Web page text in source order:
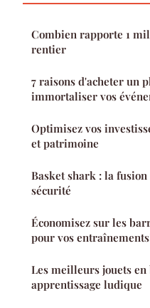
Combien rapporte 1
rentier
7 raisons d'acheter un
immortaliser vos
Optimisez vos
et patrimoine
Basket shark : la
sécurité
Économisez sur les
pour vos
Les meilleurs jouets
apprentissage ludique